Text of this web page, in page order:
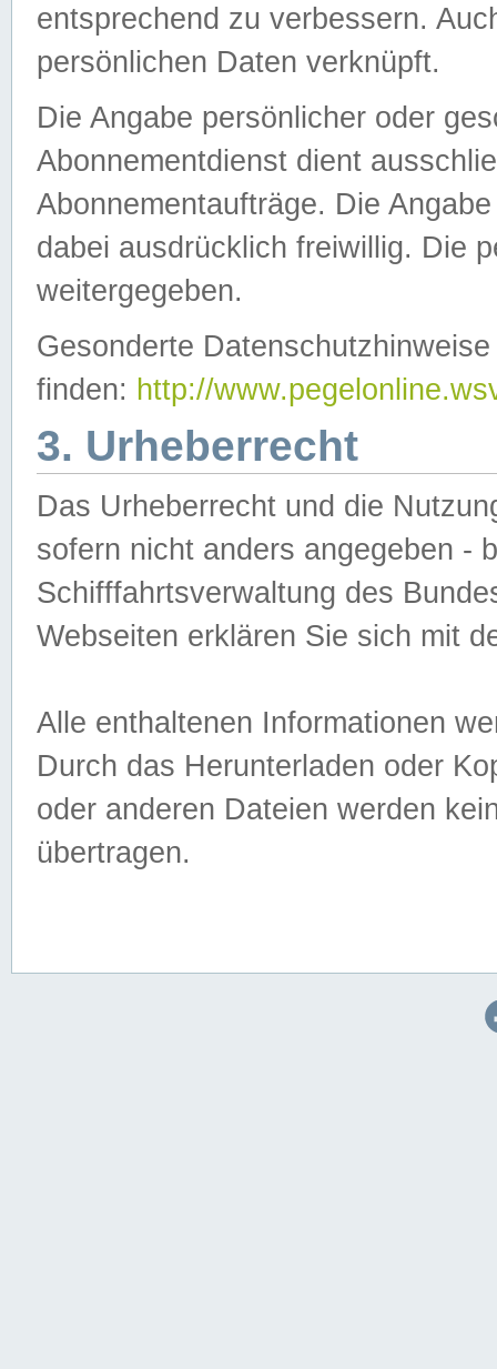
entsprechend zu verbessern.
persönlichen Daten verknüpft.
Die Angabe persönlicher oder
Abonnementdienst dient
Abonnementaufträge. Die
dabei ausdrücklich freiwillig. Die
weitergegeben.
Gesonderte
finden: http://
3. Urheberrecht
Das Urheberrecht und die
sofern nicht anders angegeben -
Schifffahrtsverwaltung des
Webseiten erklären Sie sich mit
Alle enthaltenen Informationen
Durch das Herunterladen oder
oder anderen Dateien werden
übertragen.